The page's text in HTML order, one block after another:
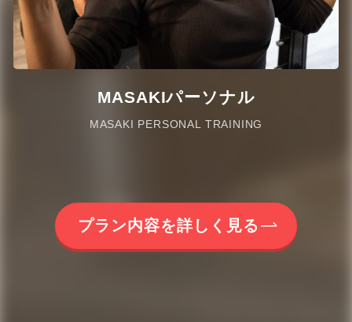
MASAKIパーソナル
MASAKI PERSONAL TRAINING
プラン内容を詳しく見る